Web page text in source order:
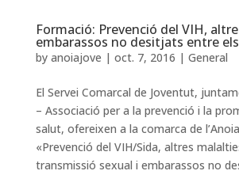
Formació: Prevenció del VIH,
embarassos no desitjats entre
by anoiajove | oct. 7, 2016 | General
El Servei Comarcal de Joventut,
– Associació per a la prevenció i la
salut, ofereixen a la comarca de
«Prevenció del VIH/Sida, altres
transmissió sexual i embarassos no